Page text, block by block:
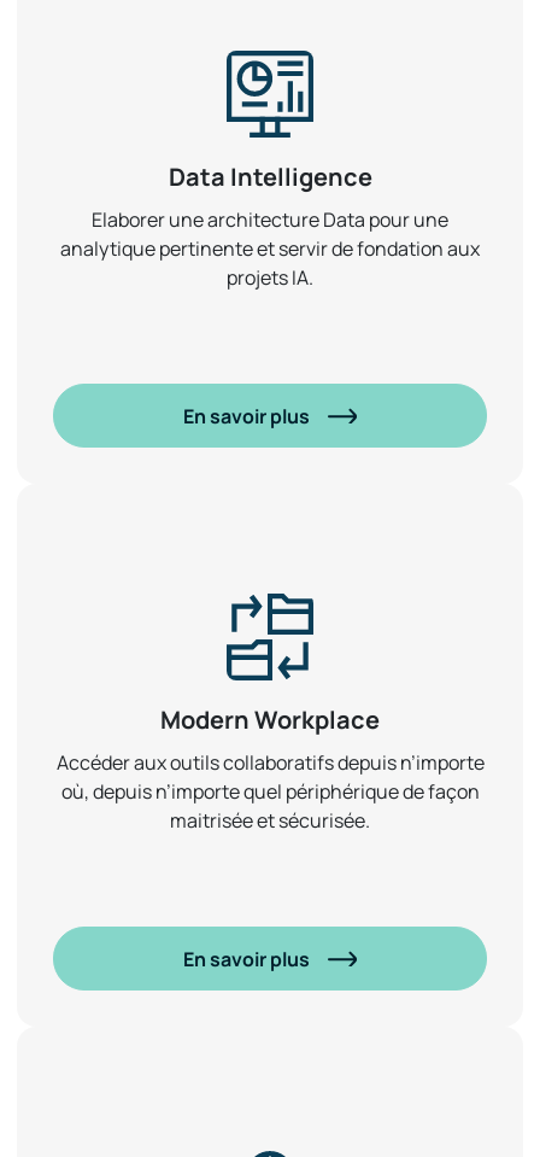
Data Intelligence
Elaborer une architecture Data pour une
analytique pertinente et servir de fondation aux
projets IA.
En savoir plus
Modern Workplace
Accéder aux outils collaboratifs depuis n’importe
où, depuis n’importe quel périphérique de façon
maitrisée et sécurisée.
En savoir plus